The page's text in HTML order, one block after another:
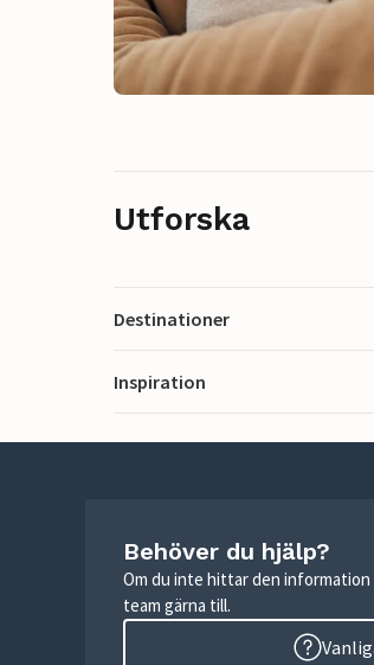
Utforska
Destinationer
Inspiration
Behöver du hjälp?
Om du inte hittar den information
team gärna till.